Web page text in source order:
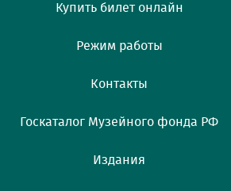
Купить билет онлайн
Режим работы
Контакты
Госкаталог Музейного фонда РФ
Издания